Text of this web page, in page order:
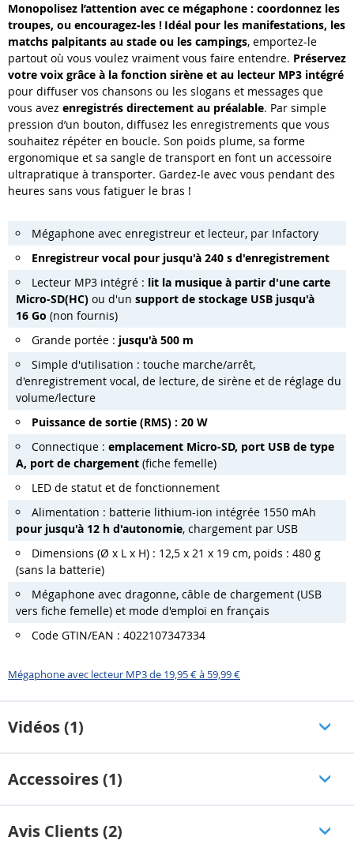
Monopolisez l’attention avec ce mégaphone : coordonnez les
troupes, ou encouragez-les ! Idéal pour les manifestations, les
matchs palpitants au stade ou les campings, emportez-le
partout où vous voulez vraiment vous faire entendre. Préservez
votre voix grâce à la fonction sirène et au lecteur MP3 intégré
pour diffuser vos chansons ou les slogans et messages que
vous avez enregistrés directement au préalable. Par simple
pression d’un bouton, diffusez les enregistrements que vous
souhaitez répéter en boucle. Son poids plume, sa forme
ergonomique et sa sangle de transport en font un accessoire
ultrapratique à transporter. Gardez-le avec vous pendant des
heures sans vous fatiguer le bras !
Mégaphone avec enregistreur et lecteur, par Infactory
Enregistreur vocal pour jusqu'à 240 s d'enregistrement
Lecteur MP3 intégré : lit la musique à partir d'une carte
Micro-SD(HC) ou d'un support de stockage USB jusqu'à
16 Go (non fournis)
Grande portée : jusqu'à 500 m
Simple d'utilisation : touche marche/arrêt,
d'enregistrement vocal, de lecture, de sirène et de réglage du
volume/lecture
Puissance de sortie (RMS) : 20 W
Connectique : emplacement Micro-SD, port USB de type
A, port de chargement (fiche femelle)
LED de statut et de fonctionnement
Alimentation : batterie lithium-ion intégrée 1550 mAh
pour jusqu'à 12 h d'autonomie, chargement par USB
Dimensions (Ø x L x H) : 12,5 x 21 x 19 cm, poids : 480 g
(sans la batterie)
Mégaphone avec dragonne, câble de chargement (USB
vers fiche femelle) et mode d'emploi en français
Code GTIN/EAN : 4022107347334
Mégaphone avec lecteur MP3 de 19,95 € à 59,99 €
Vidéos (1)
Accessoires (1)
Avis Clients (2)